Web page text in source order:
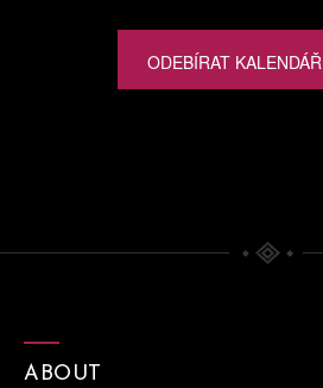
ODEBÍRAT KALENDÁŘ
ABOUT